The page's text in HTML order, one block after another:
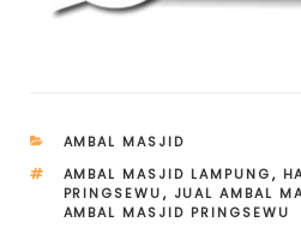
CATEGORIES
AMBAL MASJID
TAGS
AMBAL MASJID LAMPUNG,
PRINGSEWU, JUAL AMBAL
AMBAL MASJID PRINGSEWU